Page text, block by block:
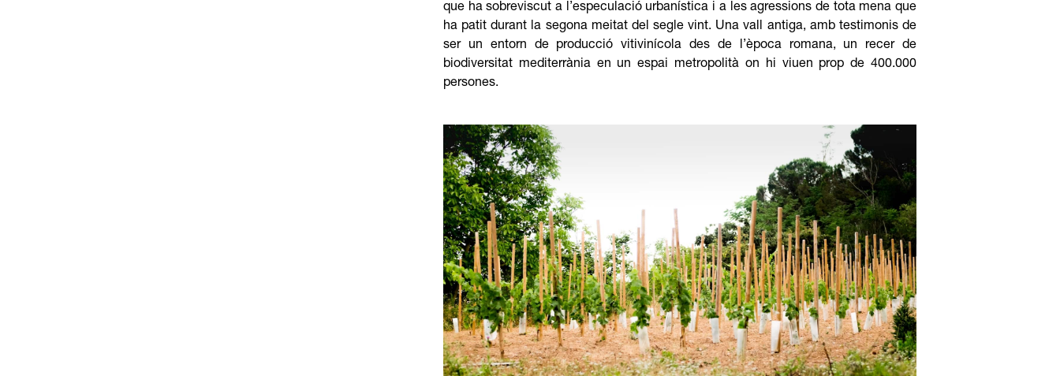
que ha sobreviscut a l’especulació urbanística i a les agressions de tota mena que
ha patit durant la segona meitat del segle vint. Una vall antiga, amb testimonis de
ser un entorn de producció vitivinícola des de l’època romana, un recer de
biodiversitat mediterrània en un espai metropolità on hi viuen prop de 400.000
persones.